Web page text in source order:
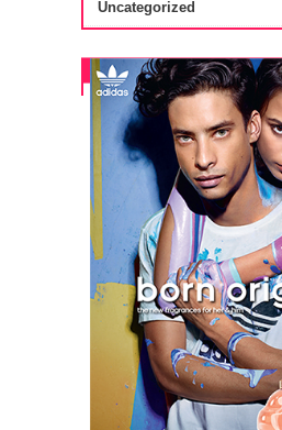
Uncategorized